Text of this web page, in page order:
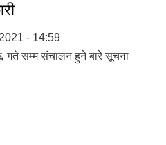
- 14:59
गते सम्म संचालन हुने बारे सूचना